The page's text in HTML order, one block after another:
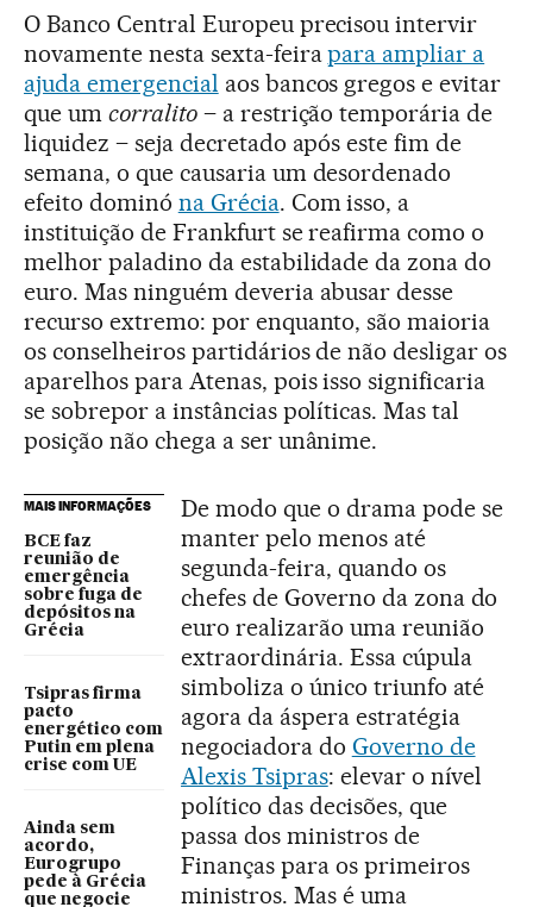
O Banco Central Europeu precisou intervir
novamente nesta sexta-feirapara ampliar a
ajuda emergencial aos bancos gregos e evitar
que um corralito– a restrição temporária de
liquidez – seja decretado após este fim de
semana, o que causaria um desordenado
efeito dominó na Grécia. Com isso, a
instituição de Frankfurt se reafirma como o
melhor paladino da estabilidade da zona do
euro. Mas ninguém deveria abusar desse
recurso extremo: por enquanto, são maioria
os conselheiros partidários de não desligar os
aparelhos para Atenas, pois isso significaria
se sobrepor a instâncias políticas. Mas tal
posição não chega a ser unânime.
MAIS INFORMAÇÕES
BCE faz
reunião de
emergência
sobre fuga de
depósitos na
Grécia
Tsipras firma
pacto
energético com
Putin em plena
crise com UE
Ainda sem
acordo,
Eurogrupo
pede à Grécia
que negocie
De modo que o drama pode se
manter pelo menos até
segunda-feira, quando os
chefes de Governo da zona do
euro realizarão uma reunião
extraordinária. Essa cúpula
simboliza o único triunfo até
agora da áspera estratégia
negociadora do Governo de
Alexis Tsipras: elevar o nível
político das decisões, que
passa dos ministros de
Finanças para os primeiros
ministros. Mas é uma